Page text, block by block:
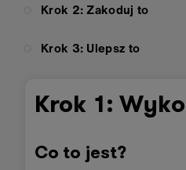
Krok 2: Zakoduj to
Krok 3: Ulepsz to
Krok 1:
Co to jest?